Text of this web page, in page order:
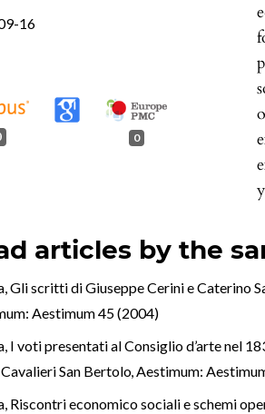
16
0
articles by the
Gli scritti di Giuseppe Cerini e Caterino
Aestimum 45 (2004)
I voti presentati al Consiglio d’arte nel
San Bertolo,Aestimum:
Riscontri economico sociali e schemi